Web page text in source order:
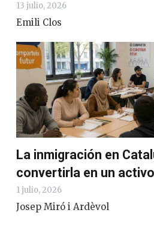
13 julio, 2026
Emili Clos
La inmigración en
convertirla en un
1 julio, 2026
Josep Miró i Ardèvol